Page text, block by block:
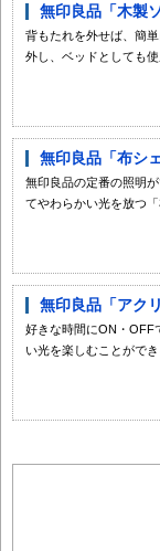
無印良品「木製
背もたれを外せば、簡
外し、ベッドとしても
無印良品「布シ
無印良品の定番の照明
てやわらかい光を放つ
無印良品「アク
好きな時間にON・OFF
い光を楽しむことがで